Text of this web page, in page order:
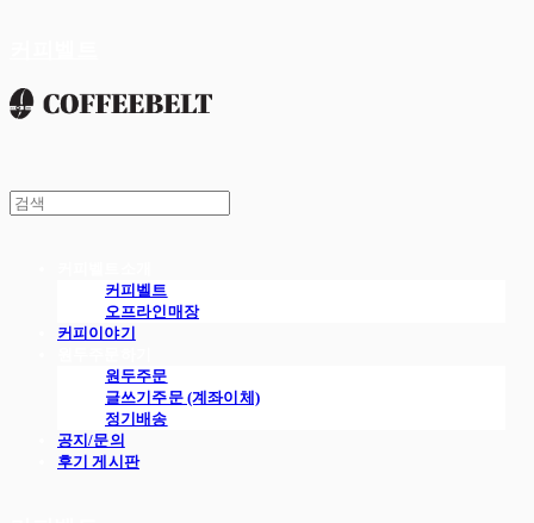
커피벨트
오프라인매장
커피이야기
원두주문
글쓰기주문 (계좌이체)
정기배송
공지/문의
후기 게시판